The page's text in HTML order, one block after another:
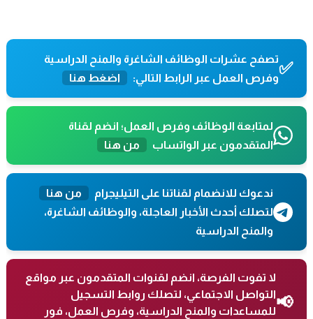
✅تصفح عشرات الوظائف الشاغرة والمنح الدراسية
وفرص العمل عبر الرابط التالي:
اضغط هنا
لمتابعة الوظائف وفرص العمل؛ انضم لقناة
المتقدمون عبر الواتساب
من هنا
ندعوك للانضمام لقناتنا على التيليجرام
من هنا
لتصلك أحدث الأخبار العاجلة، والوظائف الشاغرة،
والمنح الدراسية
📢
لا تفوت الفرصة، انضم لقنوات المتقدمون عبر مواقع
التواصل الاجتماعي، لتصلك روابط التسجيل
للمساعدات والمنح الدراسية، وفرص العمل، فور